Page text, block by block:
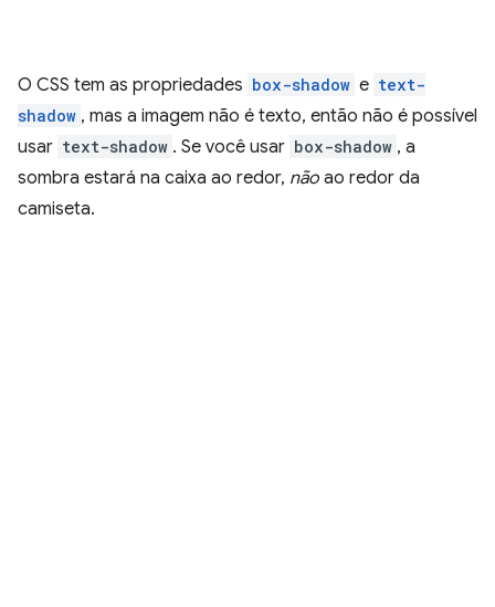
O CSS tem as propriedades box-shadow e text-
shadow , mas a imagem não é texto, então não é possível
usar text-shadow . Se você usar box-shadow , a
sombra estará na caixa ao redor, não ao redor da
camiseta.